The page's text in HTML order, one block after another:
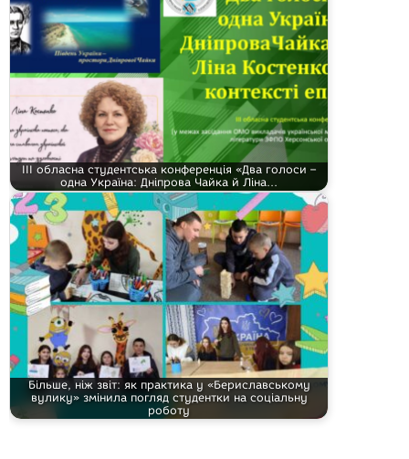
ІІІ обласна студентська конференція «Два голоси –
одна Україна: Дніпрова Чайка й Ліна…
Більше, ніж звіт: як практика у «Бериславському
вулику» змінила погляд студентки на соціальну
роботу